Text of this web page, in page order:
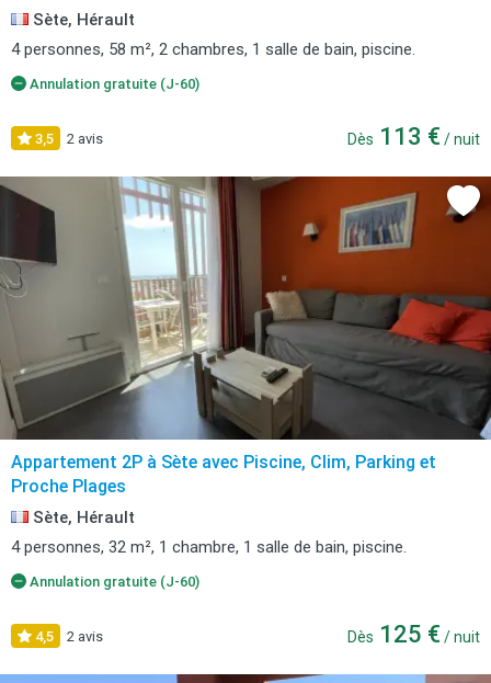
Sète, Hérault
4 personnes, 58 m², 2 chambres, 1 salle de bain, piscine.
Annulation gratuite (J-60)
3,5 2 avis Dès 113 € / nuit
Appartement 2P à Sète avec Piscine, Clim, Parking et
Proche Plages
Sète, Hérault
4 personnes, 32 m², 1 chambre, 1 salle de bain, piscine.
Annulation gratuite (J-60)
4,5 2 avis Dès 125 € / nuit